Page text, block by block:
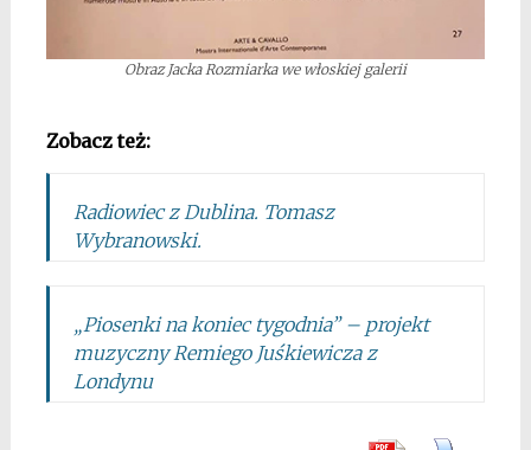
Obraz Jacka Rozmiarka we włoskiej galerii
Zobacz też:
Radiowiec z Dublina. Tomasz
Wybranowski.
„Piosenki na koniec tygodnia” – projekt
muzyczny Remiego Juśkiewicza z
Londynu